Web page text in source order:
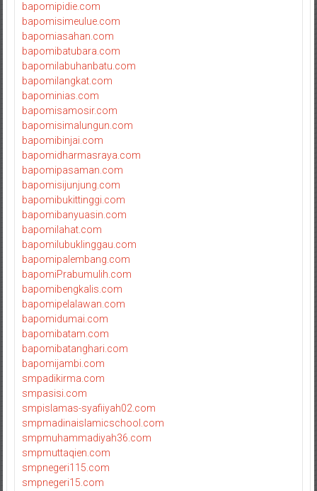
bapomipidie.com
bapomisimeulue.com
bapomiasahan.com
bapomibatubara.com
bapomilabuhanbatu.com
bapomilangkat.com
bapominias.com
bapomisamosir.com
bapomisimalungun.com
bapomibinjai.com
bapomidharmasraya.com
bapomipasaman.com
bapomisijunjung.com
bapomibukittinggi.com
bapomibanyuasin.com
bapomilahat.com
bapomilubuklinggau.com
bapomipalembang.com
bapomiPrabumulih.com
bapomibengkalis.com
bapomipelalawan.com
bapomidumai.com
bapomibatam.com
bapomibatanghari.com
bapomijambi.com
smpadikirma.com
smpasisi.com
smpislamas-syafiiyah02.com
smpmadinaislamicschool.com
smpmuhammadiyah36.com
smpmuttaqien.com
smpnegeri115.com
smpnegeri15.com